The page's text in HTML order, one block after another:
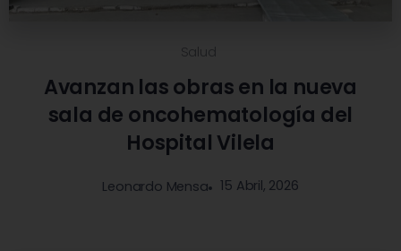
Salud
Avanzan las obras en la nueva
sala de oncohematología del
Hospital Vilela
Leonardo Mensa 15 Abril, 2026